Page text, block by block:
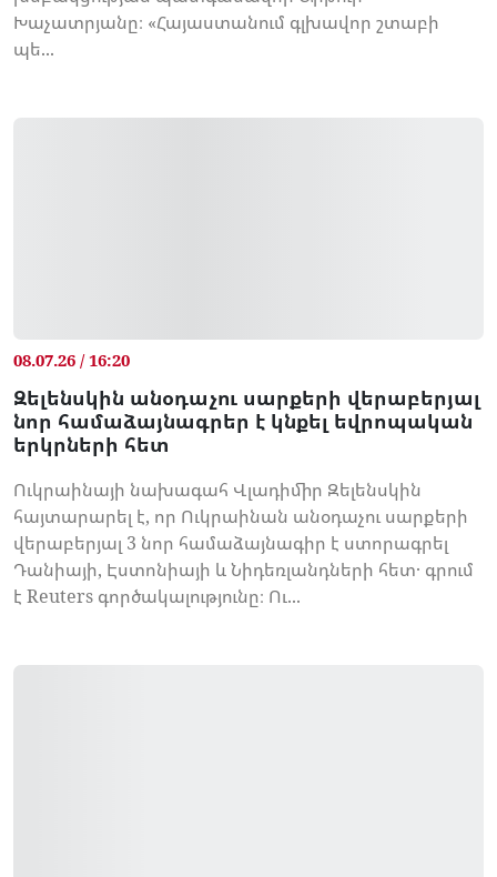
Խաչատրյանը։ «Հայաստանում գլխավոր շտաբի
պե...
08.07.26 / 16:20
Զելենսկին անօդաչու սարքերի վերաբերյալ
նոր համաձայնագրեր է կնքել եվրոպական
երկրների հետ
Ուկրաինայի նախագահ Վլադիմիր Զելենսկին
հայտարարել է, որ Ուկրաինան անօդաչու սարքերի
վերաբերյալ 3 նոր համաձայնագիր է ստորագրել
Դանիայի, Էստոնիայի և Նիդեռլանդների հետ․ գրում
է Reuters գործակալությունը։ Ու...